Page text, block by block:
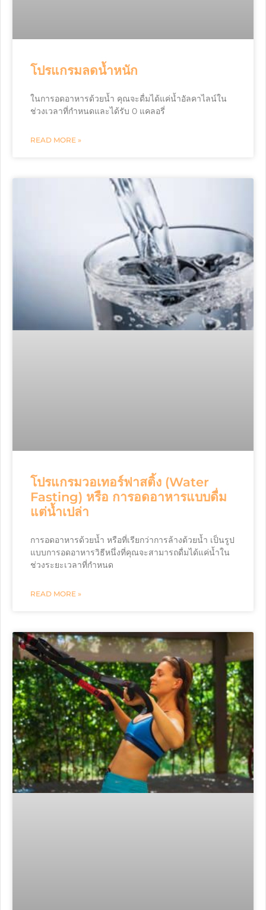
โปรแกรมลดน้ำหนัก
ในการอดอาหารด้วยน้ำ คุณจะดื่มได้แค่น้ำอัลคาไลน์ใน
ช่วงเวลาที่กำหนดและได้รับ 0 แคลอรี่
READ MORE »
โปรแกรมวอเทอร์ฟาสติ้ง (Water
Fasting) หรือ การอดอาหารแบบดื่ม
แต่น้ำเปล่า
การอดอาหารด้วยน้ำ หรือที่เรียกว่าการล้างด้วยน้ำ เป็นรูป
แบบการอดอาหารวิธีหนึ่งที่คุณจะสามารถดื่มได้แค่น้ำใน
ช่วงระยะเวลาที่กำหนด
READ MORE »